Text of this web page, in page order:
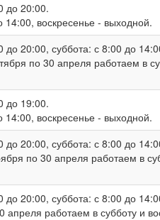
до 20:00.
14:00, воскресенье - выходной.
до 20:00, суббота: с 8:00 до
по 30 апреля работаем в
до 19:00.
14:00, воскресенье - выходной.
до 20:00, суббота: с 8:00 до
по 30 апреля работаем в
до 20:00, суббота: с 8:00 до
работаем в субботу и